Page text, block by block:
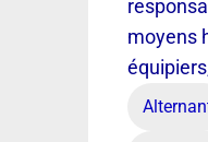
moyens